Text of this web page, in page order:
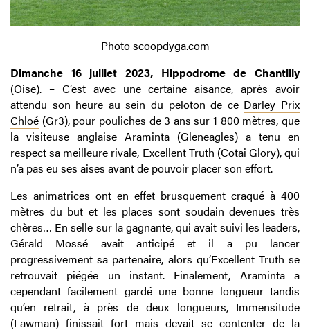
Photo scoopdyga.com
Dimanche 16 juillet 2023, Hippodrome de Chantilly
(Oise). – C’est avec une certaine aisance, après avoir
attendu son heure au sein du peloton de ce Darley Prix
Chloé (Gr3), pour pouliches de 3 ans sur 1 800 mètres, que
la visiteuse anglaise Araminta (Gleneagles) a tenu en
respect sa meilleure rivale, Excellent Truth (Cotai Glory), qui
n’a pas eu ses aises avant de pouvoir placer son effort.
Les animatrices ont en effet brusquement craqué à 400
mètres du but et les places sont soudain devenues très
chères… En selle sur la gagnante, qui avait suivi les leaders,
Gérald Mossé avait anticipé et il a pu lancer
progressivement sa partenaire, alors qu’Excellent Truth se
retrouvait piégée un instant. Finalement, Araminta a
cependant facilement gardé une bonne longueur tandis
qu’en retrait, à près de deux longueurs, Immensitude
(Lawman) finissait fort mais devait se contenter de la